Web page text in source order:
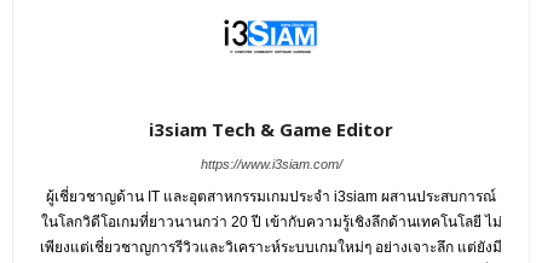
i3siam Tech & Game Editor
https://www.i3siam.com/
ผู้เชี่ยวชาญด้าน IT และอุตสาหกรรมเกมประจำ i3siam ผสานประสบการณ์
ในโลกวิดีโอเกมที่ยาวนานกว่า 20 ปี เข้ากับความรู้เชิงลึกด้านเทคโนโลยี ไม่
เพียงแต่เชี่ยวชาญการรีวิวและวิเคราะห์ระบบเกมใหม่ๆ อย่างเจาะลึก แต่ยังมี